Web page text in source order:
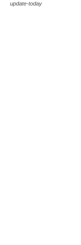
update-today